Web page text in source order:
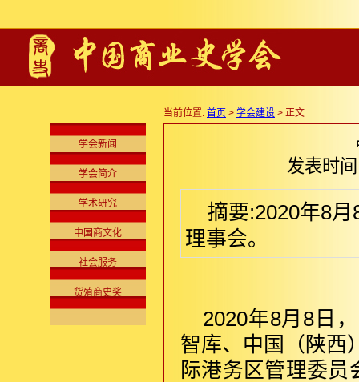
学会新闻
学会简介
学术研究
中国商文化
社会服务
货殖商史奖
当前位置: 首页 > 学会建设 > 正文
发表时
摘要:2020年8
理事会。
2020年8月8日
智库、中国（陕西
际港务区管理委员